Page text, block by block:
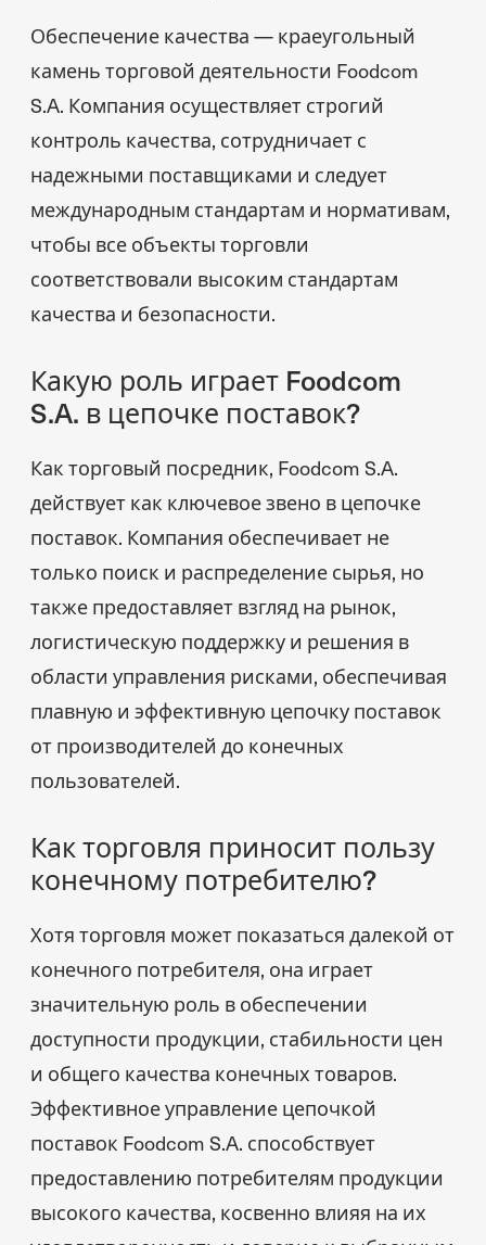
Обеспечение качества — краеугольный
камень торговой деятельности Foodcom
S.A. Компания осуществляет строгий
контроль качества, сотрудничает с
надежными поставщиками и следует
международным стандартам и нормативам,
чтобы все объекты торговли
соответствовали высоким стандартам
качества и безопасности.
Какую роль играет Foodcom
S.A. в цепочке поставок?
Как торговый посредник, Foodcom S.A.
действует как ключевое звено в цепочке
поставок. Компания обеспечивает не
только поиск и распределение сырья, но
также предоставляет взгляд на рынок,
логистическую поддержку и решения в
области управления рисками, обеспечивая
плавную и эффективную цепочку поставок
от производителей до конечных
пользователей.
Как торговля приносит пользу
конечному потребителю?
Хотя торговля может показаться далекой от
конечного потребителя, она играет
значительную роль в обеспечении
доступности продукции, стабильности цен
и общего качества конечных товаров.
Эффективное управление цепочкой
поставок Foodcom S.A. способствует
предоставлению потребителям продукции
высокого качества, косвенно влияя на их